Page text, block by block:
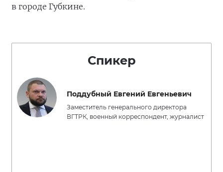
в городе Губкине.
Спикер
Поддубный Евгений Евгеньевич
Заместитель генерального директора
ВГТРК, военный корреспондент, журналист